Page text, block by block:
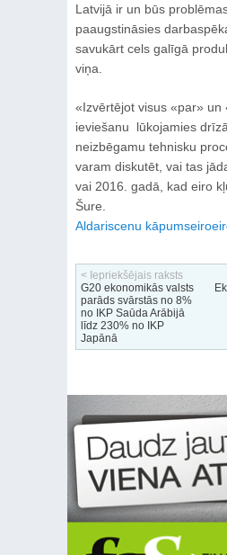
Latvijā ir un būs
paaugstināsies
savukārt cels galīgā
viņa.
«Izvērtējot visus «par» un
ieviešanu lūkojamies
neizbēgamu tehnisku
varam diskutēt, vai tas
vai 2016. gadā, kad eiro
Šure.
Aldariscenu kāpumseiro
< Iepriekšējais raksts
G20 ekonomikās valsts
parāds svārstās no 8%
no IKP Saūda Arābijā
līdz 230% no IKP
Japānā